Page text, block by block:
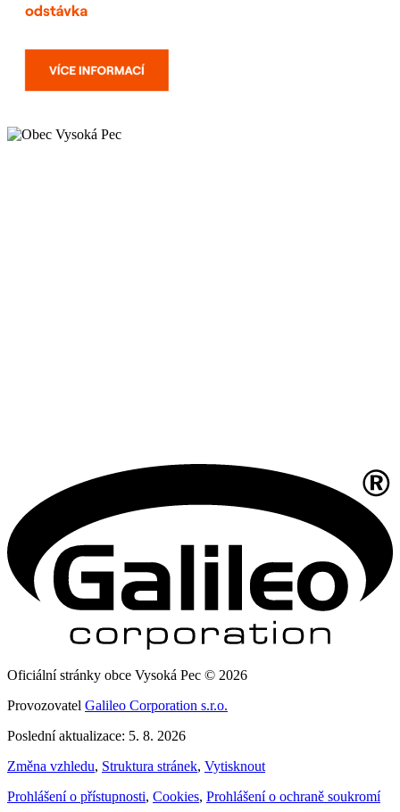
Oficiální stránky obce Vysoká Pec © 2026
Provozovatel Galileo Corporation s.r.o.
Poslední aktualizace: 5. 8. 2026
Změna vzhledu, Struktura stránek, Vytisknout
Prohlášení o přístupnosti, Cookies, Prohlášení o ochraně soukromí